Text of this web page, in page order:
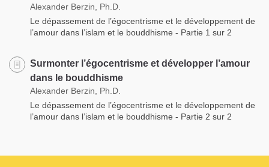
Alexander Berzin, Ph.D.
Le dépassement de l’égocentrisme et le développement de
l’amour dans l’islam et le bouddhisme - Partie 1 sur 2
Surmonter l’égocentrisme et développer l’amour
dans le bouddhisme
Alexander Berzin, Ph.D.
Le dépassement de l’égocentrisme et le développement de
l’amour dans l’islam et le bouddhisme - Partie 2 sur 2